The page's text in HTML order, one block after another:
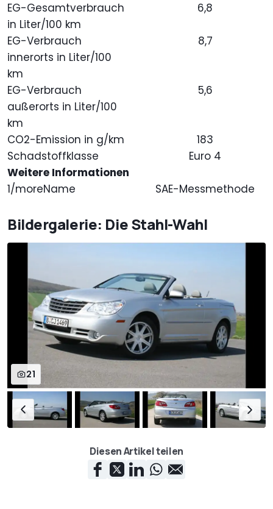
EG-Gesamtverbrauch
in Liter/100 km
6,8
EG-Verbrauch
innerorts in Liter/100
km
8,7
EG-Verbrauch
außerorts in Liter/100
km
5,6
CO2-Emission in g/km
183
Schadstoffklasse
Euro 4
Weitere Informationen
1/moreName
SAE-Messmethode
Bildergalerie: Die Stahl-Wahl
21
Diesen Artikel teilen